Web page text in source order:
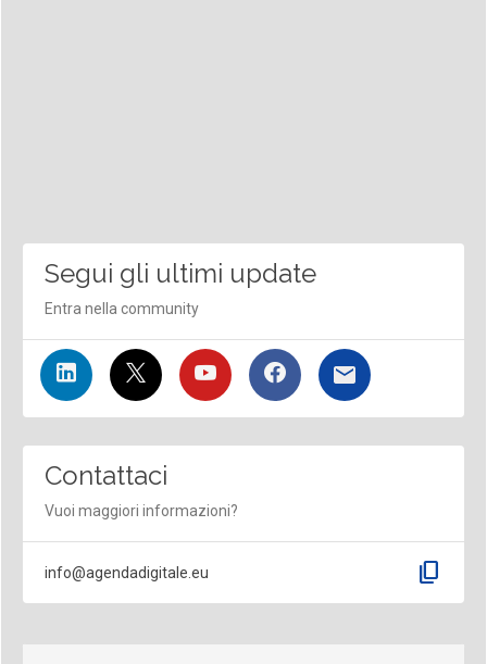
Segui gli ultimi update
Entra nella community
Contattaci
Vuoi maggiori informazioni?
info@agendadigitale.eu content_copy